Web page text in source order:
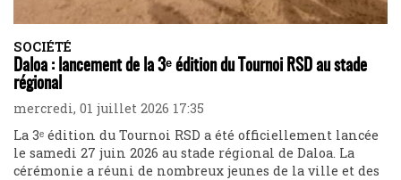
SOCIÉTÉ
Daloa : lancement de la 3ᵉ édition du Tournoi RSD au stade
régional
mercredi, 01 juillet 2026 17:35
La 3ᵉ édition du Tournoi RSD a été officiellement lancée
le samedi 27 juin 2026 au stade régional de Daloa. La
cérémonie a réuni de nombreux jeunes de la ville et des